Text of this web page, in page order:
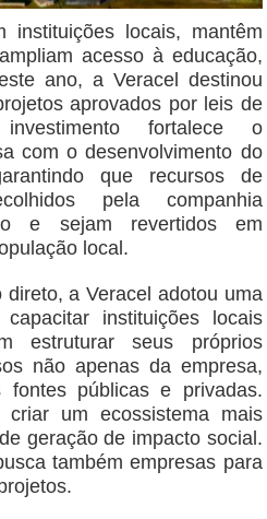
instituições locais, mantêm
acesso à educação,
ano, a Veracel destinou
aprovados por leis de
fortalece o
com o desenvolvimento do
que recursos de
pela companhia
e sejam revertidos em
local.
a Veracel adotou uma
capacitar instituições locais
estruturar seus próprios
não apenas da empresa,
públicas e privadas.
criar um ecossistema mais
geração de impacto social.
também empresas para